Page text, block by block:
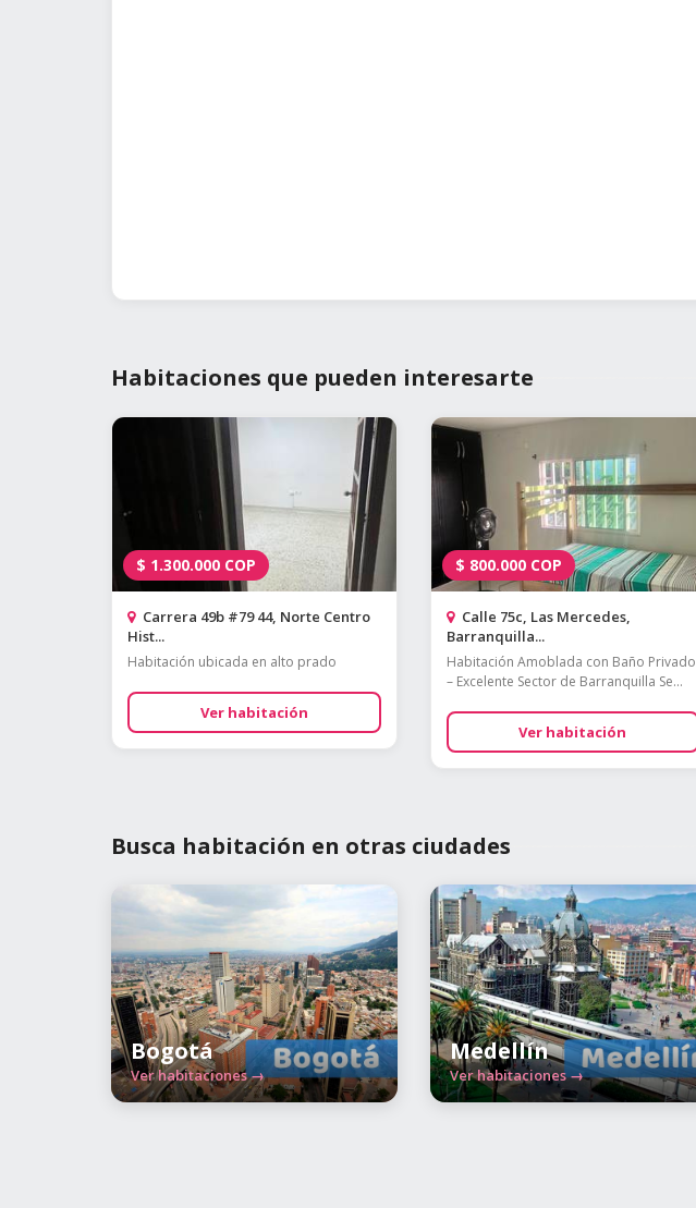
Habitaciones que pueden interesarte
$ 1.300.000 COP
Carrera 49b #79 44, Norte Centro
Hist...
Habitación ubicada en alto prado
Ver habitación
$ 800.000 COP
Calle 75c, Las Mercedes,
Barranquilla...
Habitación Amoblada con Baño Privado
– Excelente Sector de Barranquilla Se...
Ver habitación
Busca habitación en otras ciudades
Bogotá
Ver habitaciones →
Medellín
Ver habitaciones →